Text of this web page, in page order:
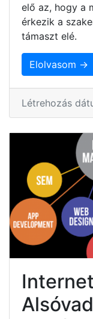
elő az, hogy a
érkezik a
támaszt elé.
Elolvasom →
Létrehozás